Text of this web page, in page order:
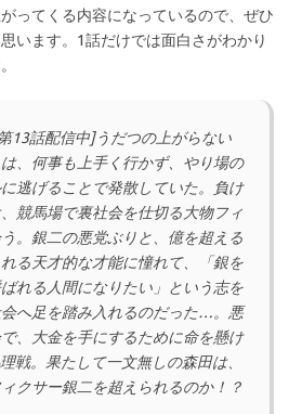
ってくる内容になっているので、ぜひ
います。1話だけでは面白さがわかり
13話配信中]うだつの上がらない
、何事も上手く行かず、やり場の
逃げることで発散していた。負け
競馬場で裏社会を仕切る大物フィ
。銀二の悪党ぶりと、億を超える
る天才的な才能に憧れて、「銀を
れる人間になりたい」という志を
へ足を踏み入れるのだった…。悪
、大金を手にするために命を懸け
戦。果たして一文無しの森田は、
クサー銀二を超えられるのか！？